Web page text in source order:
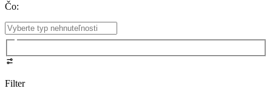
Čo:
Filter